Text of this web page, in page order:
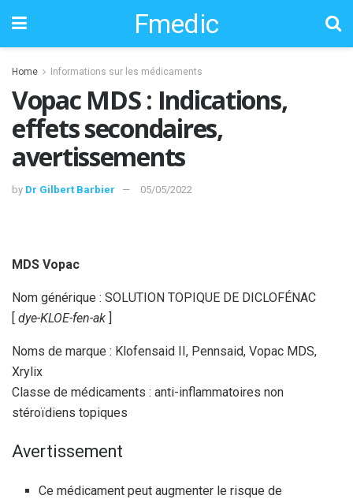
Fmedic
Home Informations sur les médicaments
Vopac MDS : Indications,
effets secondaires,
avertissements
by Dr Gilbert Barbier 05/05/2022
MDS Vopac
Nom générique : SOLUTION TOPIQUE DE DICLOFÉNAC
[ dye-KLOE-fen-ak ]
Noms de marque : Klofensaid II, Pennsaid, Vopac MDS,
Xrylix
Classe de médicaments : anti-inflammatoires non
stéroïdiens topiques
Avertissement
Ce médicament peut augmenter le risque de